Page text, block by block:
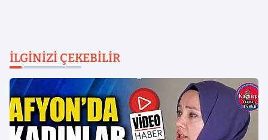
İLGINIZI ÇEKEBILIR